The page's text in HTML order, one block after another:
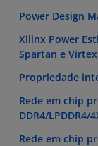
Power Design
Xilinx Power
Spartan e
Propriedade
Rede em chip
DDR4/
Rede em chip